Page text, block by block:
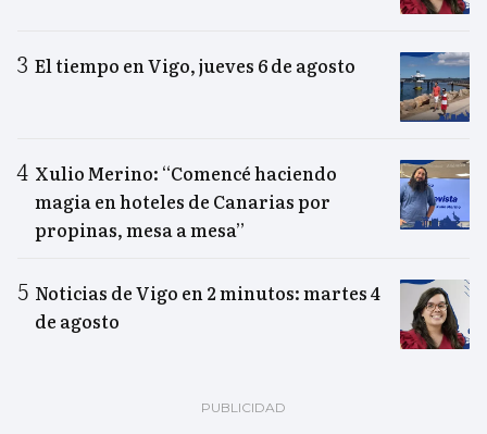
El tiempo en Vigo, jueves 6 de agosto
Xulio Merino: “Comencé haciendo
magia en hoteles de Canarias por
propinas, mesa a mesa”
Noticias de Vigo en 2 minutos: martes 4
de agosto